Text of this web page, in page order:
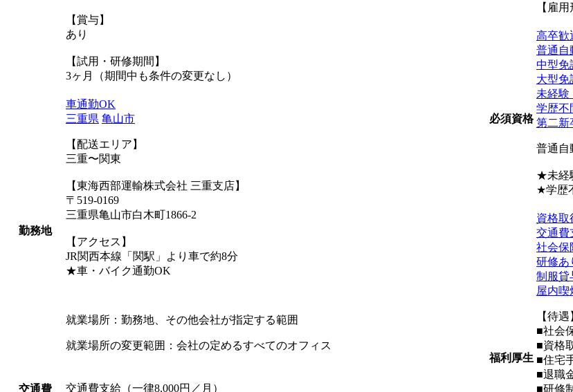
【賞与】
あり
【試用・研修期間】
3ヶ月（期間中も条件の変更なし）
勤務地
車通勤OK
三重県 亀山市
【配送エリア】
三重〜関東
【東海西部運輸株式会社 三重支店】
〒519-0169
三重県亀山市白木町1866-2
【アクセス】
JR関西本線「関駅」より車で約8分
★車・バイク通勤OK
就業場所：勤務地、その他会社が指定する範囲
就業場所の変更範囲：会社の定めるすべてのオフィス
交通費 交通費支給（一律8,000円／月）
【雇
必須資格
高卒歓
普通自
中型免
大型免
未経験
学歴不
第二新
普通自
★未経
★学歴
福利厚生
資格取
交通費
社会保
研修あ
制服貸
屋内喫
【待遇
■社会
■資格
■住宅
■退職
■研修